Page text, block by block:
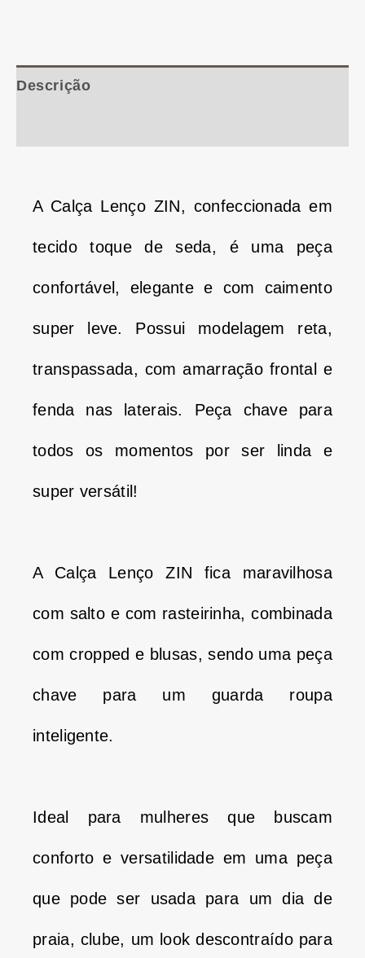
Descrição
A Calça Lenço ZIN, confeccionada em
tecido toque de seda, é uma peça
confortável, elegante e com caimento
super leve. Possui modelagem reta,
transpassada, com amarração frontal e
fenda nas laterais. Peça chave para
todos os momentos por ser linda e
super versátil!
A Calça Lenço ZIN fica maravilhosa
com salto e com rasteirinha, combinada
com cropped e blusas, sendo uma peça
chave para um guarda roupa
inteligente.
Ideal para mulheres que buscam
conforto e versatilidade em uma peça
que pode ser usada para um dia de
praia, clube, um look descontraído para